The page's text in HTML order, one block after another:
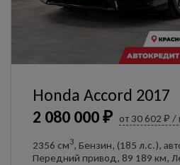
2 080 000 ₽ от 30 602 ₽ /
Honda Accord 2017
2356 см3, Бензин, (185 л.с.),
Передний привод, 89 189 км,